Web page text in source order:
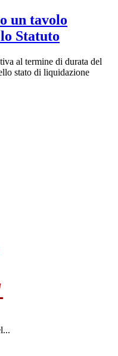
un tavolo
Statuto
al termine di durata del
stato di liquidazione